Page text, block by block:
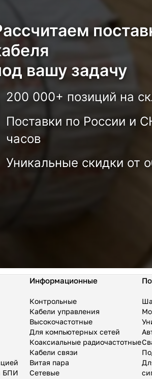
вашу задачу
200 000+ позиций на
Поставки по России и
часов
Уникальные скидки от
БПИ
Информационные
Контрольные
Кабели управления
Высокочастотные
Для компьютерных сетей
Коаксиальные радиочастотные
Кабели связи
Витая пара
Сетевые